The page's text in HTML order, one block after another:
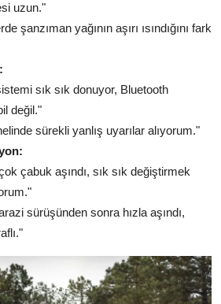
uzun."
şanzıman yağının aşırı ısındığını fark
sık sık donuyor, Bluetooth
değil."
sürekli yanlış uyarılar alıyorum."
çabuk aşındı, sık sık değiştirmek
sürüşünden sonra hızla aşındı,